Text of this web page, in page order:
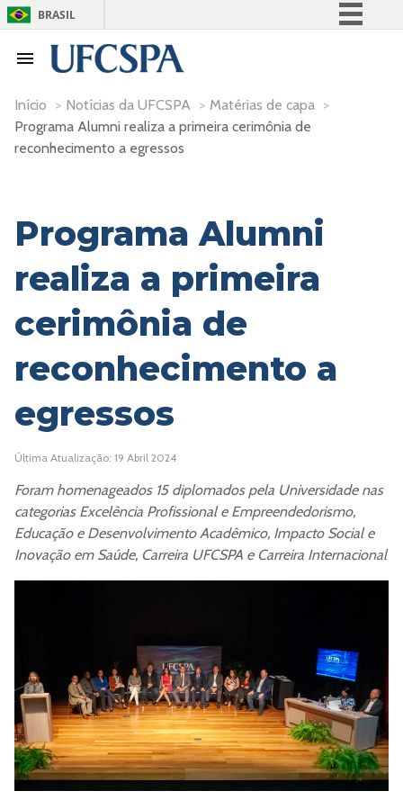
BRASIL
Participe
Acesso à informação
Início > Notícias da UFCSPA > Matérias de capa >
Programa Alumni realiza a primeira cerimônia de
reconhecimento a egressos
Programa Alumni
realiza a primeira
cerimônia de
reconhecimento a
egressos
Última Atualização: 19 Abril 2024
Foram homenageados 15 diplomados pela Universidade nas
categorias Excelência Profissional e Empreendedorismo,
Educação e Desenvolvimento Acadêmico, Impacto Social e
Inovação em Saúde, Carreira UFCSPA e Carreira Internacional